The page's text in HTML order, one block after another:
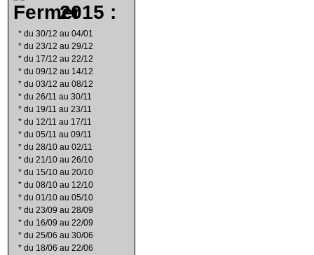
2015 :
* du 30/12 au 04/01
* du 23/12 au 29/12
* du 17/12 au 22/12
* du 09/12 au 14/12
* du 03/12 au 08/12
* du 26/11 au 30/11
* du 19/11 au 23/11
* du 12/11 au 17/11
* du 05/11 au 09/11
* du 28/10 au 02/11
* du 21/10 au 26/10
* du 15/10 au 20/10
* du 08/10 au 12/10
* du 01/10 au 05/10
* du 23/09 au 28/09
* du 16/09 au 22/09
* du 25/06 au 30/06
* du 18/06 au 22/06